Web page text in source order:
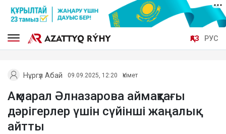
ҚАЗ РУС
Нұргүл Абай 09.09.2025, 12:20 Үкімет
Ақмарал Әлназарова аймақтағы
дәрігерлер үшін сүйінші жаңалық
айтты